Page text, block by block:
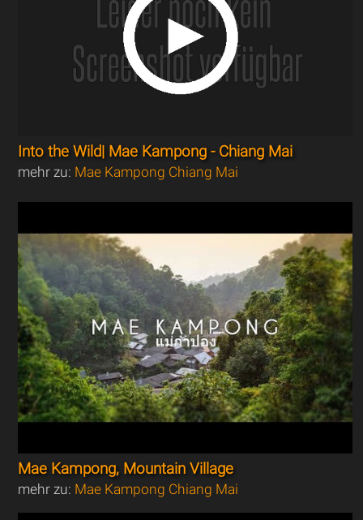
Into the Wild| Mae Kampong - Chiang Mai
mehr zu: Mae Kampong Chiang Mai
Mae Kampong, Mountain Village
mehr zu: Mae Kampong Chiang Mai